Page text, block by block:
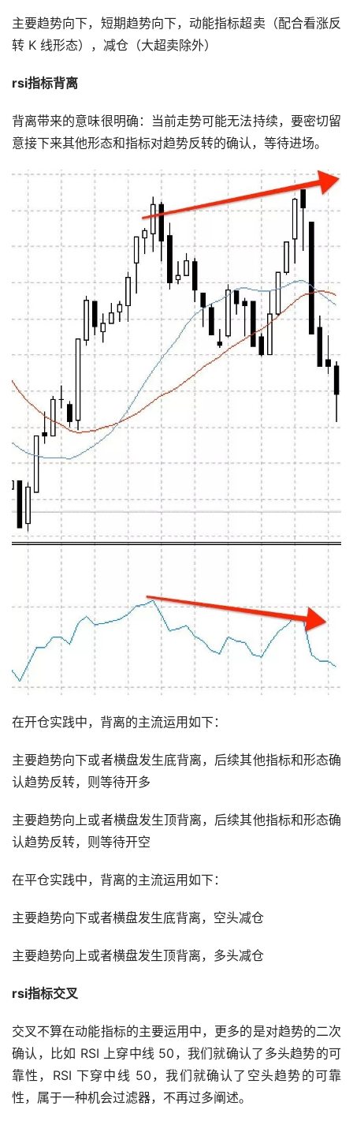
主要趋势向下，短期趋势向下，动能指标超卖（配合看涨反
转 K 线形态），减仓（大超卖除外）
rsi指标背离
背离带来的意味很明确：当前走势可能无法持续，要密切留
意接下来其他形态和指标对趋势反转的确认，等待进场。
在开仓实践中，背离的主流运用如下：
主要趋势向下或者横盘发生底背离，后续其他指标和形态确
认趋势反转，则等待开多
主要趋势向上或者横盘发生顶背离，后续其他指标和形态确
认趋势反转，则等待开空
在平仓实践中，背离的主流运用如下：
主要趋势向下或者横盘发生底背离，空头减仓
主要趋势向上或者横盘发生顶背离，多头减仓
rsi指标交叉
交叉不算在动能指标的主要运用中，更多的是对趋势的二次
确认，比如 RSI 上穿中线 50，我们就确认了多头趋势的可
靠性，RSI 下穿中线 50，我们就确认了空头趋势的可靠
性，属于一种机会过滤器，不再过多阐述。